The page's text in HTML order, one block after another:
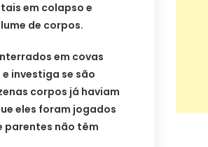
em colapso e
de corpos.
em covas
investiga se são
corpos já haviam
eles foram jogados
parentes não têm